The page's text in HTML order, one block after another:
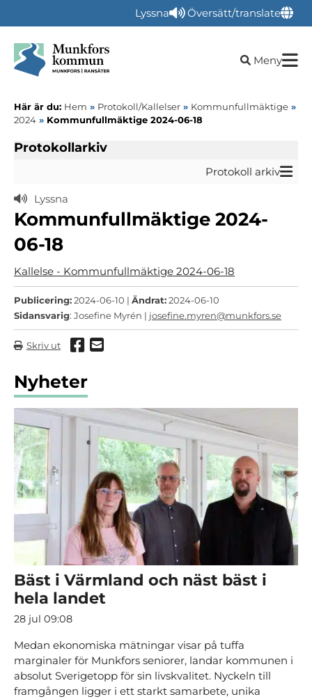
Lyssna Översätt/translate
Öppna
Meny
Här är du: Hem » Protokoll/Kallelser » Kommunfullmäktige »
2024 » Kommunfullmäktige 2024-06-18
Protokollarkiv
Protokoll arkiv
Lyssna
Kommunfullmäktige 2024-
06-18
Kallelse - Kommunfullmäktige 2024-06-18
Publicering:2024-06-10 | Ändrat:2024-06-10
Sidansvarig: Josefine Myrén | josefine.myren@munkfors.se
Skriv ut Dela via Facebook
Dela via mail
Nyheter
Bäst i Värmland och näst bäst i
hela landet
28 jul 09:08
Medan ekonomiska mätningar visar på tuffa
marginaler för Munkfors seniorer, landar kommunen i
absolut Sverigetopp för sin livskvalitet. Nyckeln till
framgången ligger i ett starkt samarbete, unika